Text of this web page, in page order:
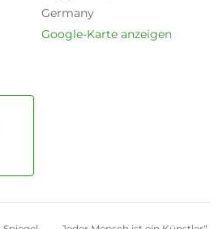
Germany
Google-Karte anzeigen